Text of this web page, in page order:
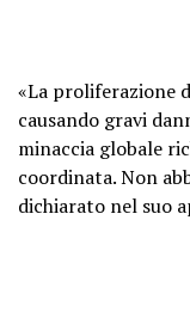
«La proliferazione
causando gravi
minaccia globale
coordinata. Non
dichiarato nel suo